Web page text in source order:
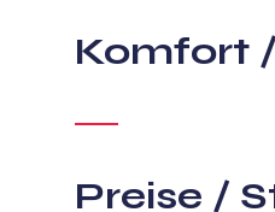
Komfort
Preise /